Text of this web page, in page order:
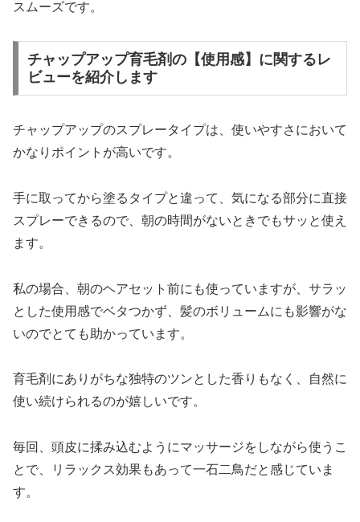
スムーズです。
チャップアップ育毛剤の【使用感】に関するレ
ビューを紹介します
チャップアップのスプレータイプは、使いやすさにおいて
かなりポイントが高いです。
手に取ってから塗るタイプと違って、気になる部分に直接
スプレーできるので、朝の時間がないときでもサッと使え
ます。
私の場合、朝のヘアセット前にも使っていますが、サラッ
とした使用感でベタつかず、髪のボリュームにも影響がな
いのでとても助かっています。
育毛剤にありがちな独特のツンとした香りもなく、自然に
使い続けられるのが嬉しいです。
毎回、頭皮に揉み込むようにマッサージをしながら使うこ
とで、リラックス効果もあって一石二鳥だと感じていま
す。